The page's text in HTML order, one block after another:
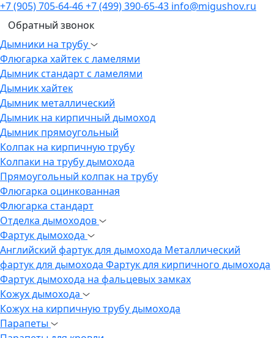
+7 (905) 705-64-46+7 (499) 390-65-43 info@migushov.ru
Обратный звонок
Дымники на трубу
Флюгарка хайтек с ламелями
Дымник стандарт с ламелями
Дымник хайтек
Дымник металлический
Дымник на кирпичный дымоход
Дымник прямоугольный
Колпак на кирпичную трубу
Колпаки на трубу дымохода
Прямоугольный колпак на трубу
Флюгарка оцинкованная
Флюгарка стандарт
Отделка дымоходов
Фартук дымохода
Английский фартук для дымохода Металлический
фартук для дымохода Фартук для кирпичного дымохода
Фартук дымохода на фальцевых замках
Кожух дымохода
Кожух на кирпичную трубу дымохода
Парапеты